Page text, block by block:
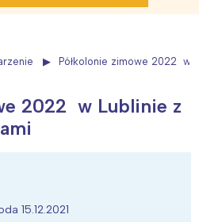
Półkolonie zimowe 2022 w
2022 w Lublinie z
15.12.2021